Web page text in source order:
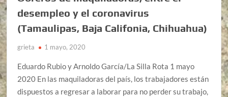
desempleo y el coronavirus
(Tamaulipas, Baja Califonia, Chihuahua)
grieta 1 mayo, 2020
Eduardo Rubio y Arnoldo García/La Silla Rota 1 mayo
2020 En las maquiladoras del país, los trabajadores están
dispuestos a regresar a laborar para no perder su trabajo,